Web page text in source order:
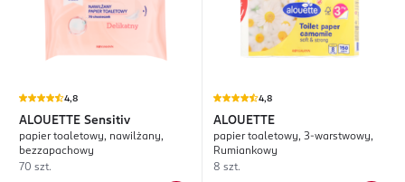
4,8
ALOUETTE Sensitiv
papier toaletowy, nawilżany,
bezzapachowy
70 szt.
4,8
ALOUETTE
papier toaletowy, 3-warstwowy,
Rumiankowy
8 szt.